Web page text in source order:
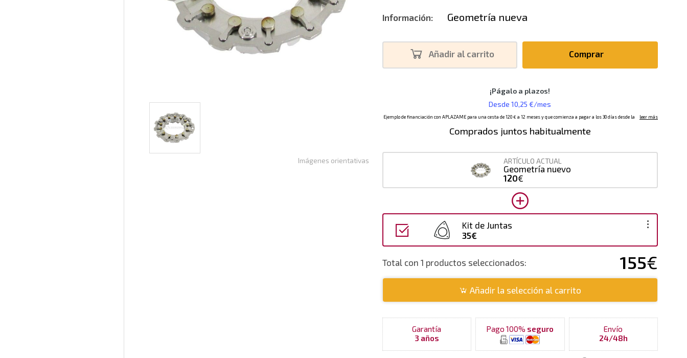
Información: Geometría nueva
Añadir al carrito Comprar
Comprados juntos habitualmente
ARTÍCULO ACTUAL
Geometría nuevo
120€
Kit de Juntas
35€
Total con 1 productos seleccionados: 155€
Añadir la selección al carrito
Garantía
3 años
Pago 100% seguro
Envío
24/48h
Imágenes orientativas